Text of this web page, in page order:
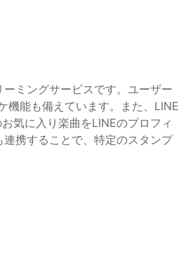
ミングサービスです。ユーザー
機能も備えています。また、LINE
気に入り楽曲をLINEのプロフィ
携することで、特定のスタンプ